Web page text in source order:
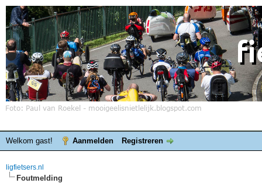
Welkom gast! Aanmelden Registreren
ligfietsers.nl
Foutmelding